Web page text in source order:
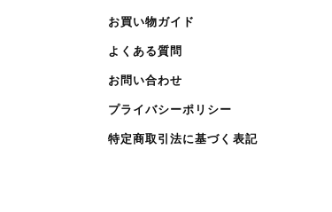
お買い物ガイド
よくある質問
お問い合わせ
プライバシーポリシー
特定商取引法に基づく表記